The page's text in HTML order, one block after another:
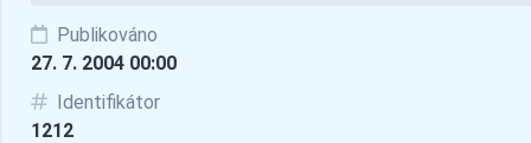
Publikováno
27. 7. 2004 00:00
Identifikátor
1212